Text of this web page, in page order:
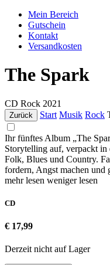
Mein Bereich
Gutschein
Kontakt
Versandkosten
The Spark
CD Rock 2021
Zurück Start Musik Rock
Ihr fünftes Album „The
Storytelling auf, verpackt
Folk, Blues und Country.
fordern, Angst machen und
mehr lesen weniger lesen
CD
€ 17,99
Derzeit nicht auf Lager